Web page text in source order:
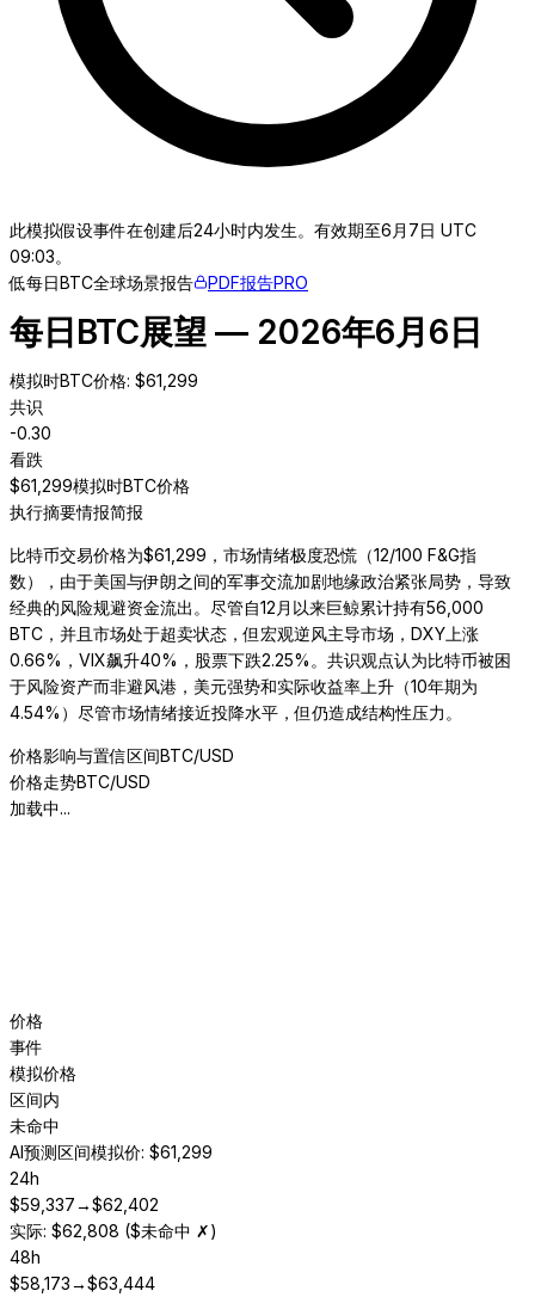
此模拟假设事件在创建后24小时内发生。有效期至6月7日 UTC
09:03。
低每日BTC全球场景报告 PDF报告PRO
每日BTC展望 — 2026年6月6日
模拟时BTC价格: $61,299
共识
-0.30
看跌
$61,299模拟时BTC价格
执行摘要情报简报
比特币交易价格为$61,299，市场情绪极度恐慌（12/100 F&G指
数），由于美国与伊朗之间的军事交流加剧地缘政治紧张局势，导致
经典的风险规避资金流出。尽管自12月以来巨鲸累计持有56,000
BTC，并且市场处于超卖状态，但宏观逆风主导市场，DXY上涨
0.66%，VIX飙升40%，股票下跌2.25%。共识观点认为比特币被困
于风险资产而非避风港，美元强势和实际收益率上升（10年期为
4.54%）尽管市场情绪接近投降水平，但仍造成结构性压力。
价格影响与置信区间BTC/USD
价格走势BTC/USD
加载中...
价格
事件
模拟价格
区间内
未命中
AI预测区间模拟价: $61,299
24h
$59,337→$62,402
实际: $62,808 ($未命中 ✗)
48h
$58,173→$63,444